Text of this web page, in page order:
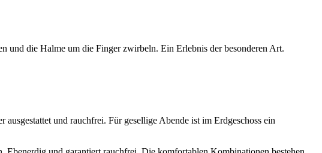
und die Halme um die Finger zwirbeln. Ein Erlebnis der besonderen Art.
und rauchfrei. Für gesellige Abende ist im Erdgeschoss ein